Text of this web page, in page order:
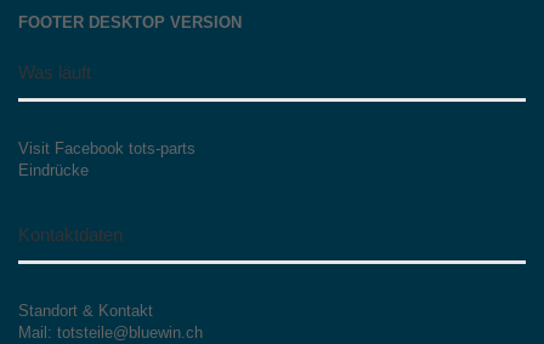
FOOTER DESKTOP VERSION
Was läuft
Visit Facebook tots-parts
Eindrücke
Kontaktdaten
Standort & Kontakt
Mail: totsteile@bluewin.ch